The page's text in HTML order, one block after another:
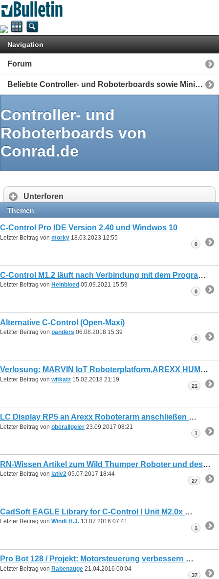
Navigation
Forum
Beliebte Controller- und Roboterboards sowie Mini-Computer
Controller- und
Roboterboards von
Conrad.de
Unterforen
Themen
C-Control Pro IDE Version 2.40 und Windwos 10
Letzter Beitrag von morky 18.03.2023 12:55
0
C-Control M1.2 läuft nach Verbindung mit dem Programmer nicht mehr
Letzter Beitrag von Heinbloed 05.09.2021 15:59
0
Alternative C-Control (Open-Maxi)
Letzter Beitrag von panders 06.08.2018 15:39
0
Verlosung: MARVIN IoT Roboterplatform,AREXX HUMANOID ROBOTER MyRio 4WD
Letzter Beitrag von witkatz 15.02.2018 21:19
21
LC Display RP5 an Arexx Roboterarm anschließen
Letzter Beitrag von oberallgeier 23.09.2017 08:21
1
RN-Wissen Artikel zum Wild Thumper Roboter und dessen Controller WTR-CK1
Letzter Beitrag von lativ2 05.07.2017 18:44
27
CadSoft EAGLE Library for C-Control I Unit M2.0x
Letzter Beitrag von Windt H.J. 13.07.2016 07:41
1
Pro Bot 128 / Projekt: Motorsteuerung verbessern
Letzter Beitrag von Rabenauge 21.04.2016 00:04
37